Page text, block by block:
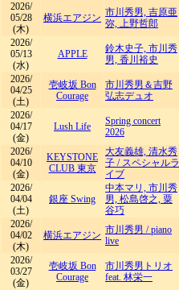
2026/
05/28
(木)
横浜エアジン 市川秀男, 吉原亜
弥, 上野哲郎
2026/
05/13
(水)
APPLE
鈴木史子, 市川秀
男, 香川裕史
2026/
04/25
(土)
壱岐坂 Bon
Courage
市川秀男＆吉野
弘志デュオ
2026/
04/17
(金)
Lush Life
Spring concert
2026
2026/
04/10
(金)
KEYSTONE
CLUB 東京
大友義雄, 清水秀
子 / スペシャルラ
イブ
2026/
04/04
(土)
銀座 Swing
中本マリ, 市川秀
男, 松島啓之, 粟
谷巧
2026/
04/02
(木)
横浜エアジン 市川秀男 /piano
live
2026/
03/27
(金)
壱岐坂 Bon
Courage
市川秀男トリオ
feat. 林栄一